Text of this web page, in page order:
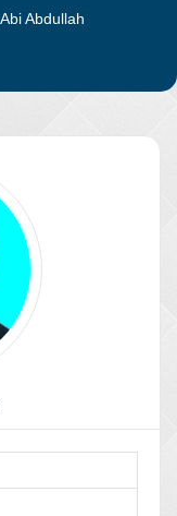
Abi Abdullah